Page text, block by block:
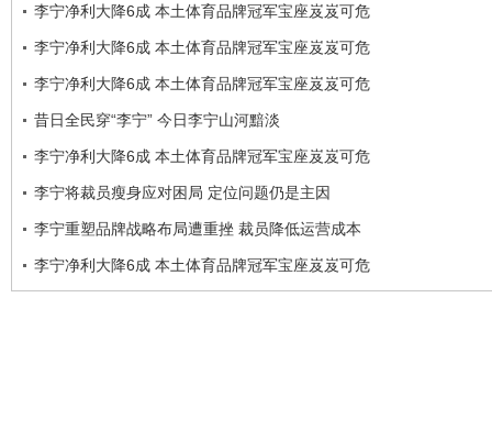
李宁净利大降6成 本土体育品牌冠军宝座岌岌可危
李宁净利大降6成 本土体育品牌冠军宝座岌岌可危
李宁净利大降6成 本土体育品牌冠军宝座岌岌可危
昔日全民穿“李宁” 今日李宁山河黯淡
李宁净利大降6成 本土体育品牌冠军宝座岌岌可危
李宁将裁员瘦身应对困局 定位问题仍是主因
李宁重塑品牌战略布局遭重挫 裁员降低运营成本
李宁净利大降6成 本土体育品牌冠军宝座岌岌可危